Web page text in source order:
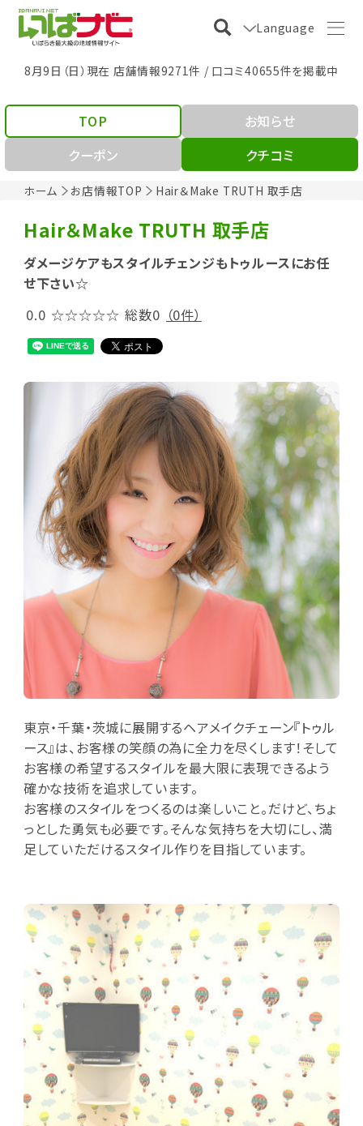
Language
8月9日（日）現在 店舗情報9271件 / 口コミ40655件を掲載中
ホーム お店情報TOP Hair＆Make TRUTH 取手店
TOP
お知らせ
クーポン
クチコミ
Hair＆Make TRUTH 取手店
ダメージケアもスタイルチェンジもトゥルースにお任
せ下さい☆
0.0 ☆☆☆☆☆ 総数0 （0件）
東京・千葉・茨城に展開するヘアメイクチェーン『トゥル
ース』は、お客様の笑顔の為に全力を尽くします！そして
お客様の希望するスタイルを最大限に表現できるよう
確かな技術を追求しています。
お客様のスタイルをつくるのは楽しいこと。だけど、ちょ
っとした勇気も必要です。そんな気持ちを大切にし、満
足していただけるスタイル作りを目指しています。